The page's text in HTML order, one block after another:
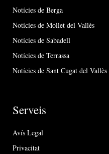
Notícies de Berga
Notícies de Mollet del Vallès
Notícies de Sabadell
Notícies de Terrassa
Notícies de Sant Cugat del Vallès
Serveis
Avís Legal
Privacitat